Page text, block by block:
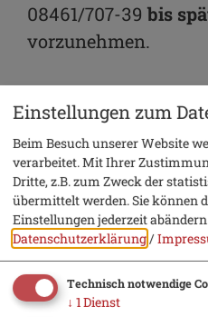
08461/707-39 bis
vorzunehmen.
Meldebogen
Meldebogen
Einstellungen zum
Beim Besuch unserer Website
verarbeitet. Mit Ihrer
Dritte, z.B. zum Zweck der
übermittelt werden. Sie können
Einstellungen jederzeit
Datenschutzerklärung/
Technisch notwendige
↓ 1Dienst